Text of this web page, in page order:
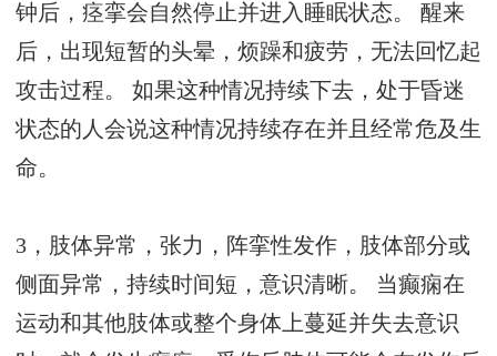
钟后，痉挛会自然停止并进入睡眠状态。 醒来
后，出现短暂的头晕，烦躁和疲劳，无法回忆起
攻击过程。 如果这种情况持续下去，处于昏迷
状态的人会说这种情况持续存在并且经常危及生
命。
3，肢体异常，张力，阵挛性发作，肢体部分或
侧面异常，持续时间短，意识清晰。 当癫痫在
运动和其他肢体或整个身体上蔓延并失去意识